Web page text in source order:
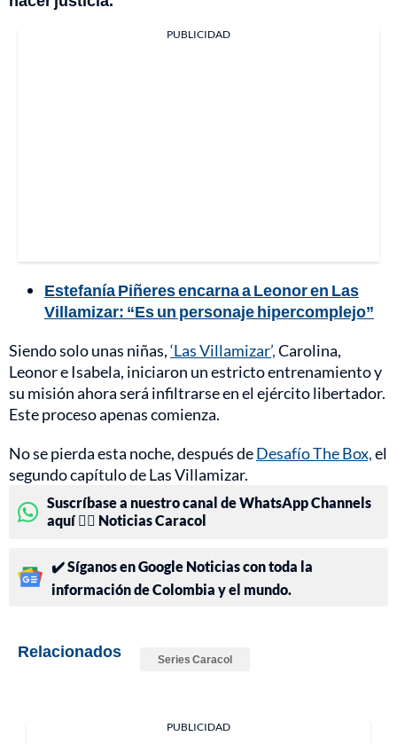
PUBLICIDAD
Estefanía Piñeres encarna a Leonor en Las
Villamizar: “Es un personaje hipercomplejo”
Siendo solo unas niñas,‘Las Villamizar’,Carolina,
Leonor e Isabela, iniciaron un estricto entrenamiento y
su misión ahora será infiltrarse en el ejército libertador.
Este proceso apenas comienza.
No se pierda esta noche, después deDesafío The Box,el
segundo capítulo de Las Villamizar.
Suscríbase a nuestro canal de WhatsApp Channels
aquí 👉🏻 Noticias Caracol
✔️ Síganos en Google Noticias con toda la
información de Colombia y el mundo.
Relacionados Series Caracol
PUBLICIDAD